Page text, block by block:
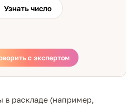
Узнать число
с экспертом
в раскладе (например,